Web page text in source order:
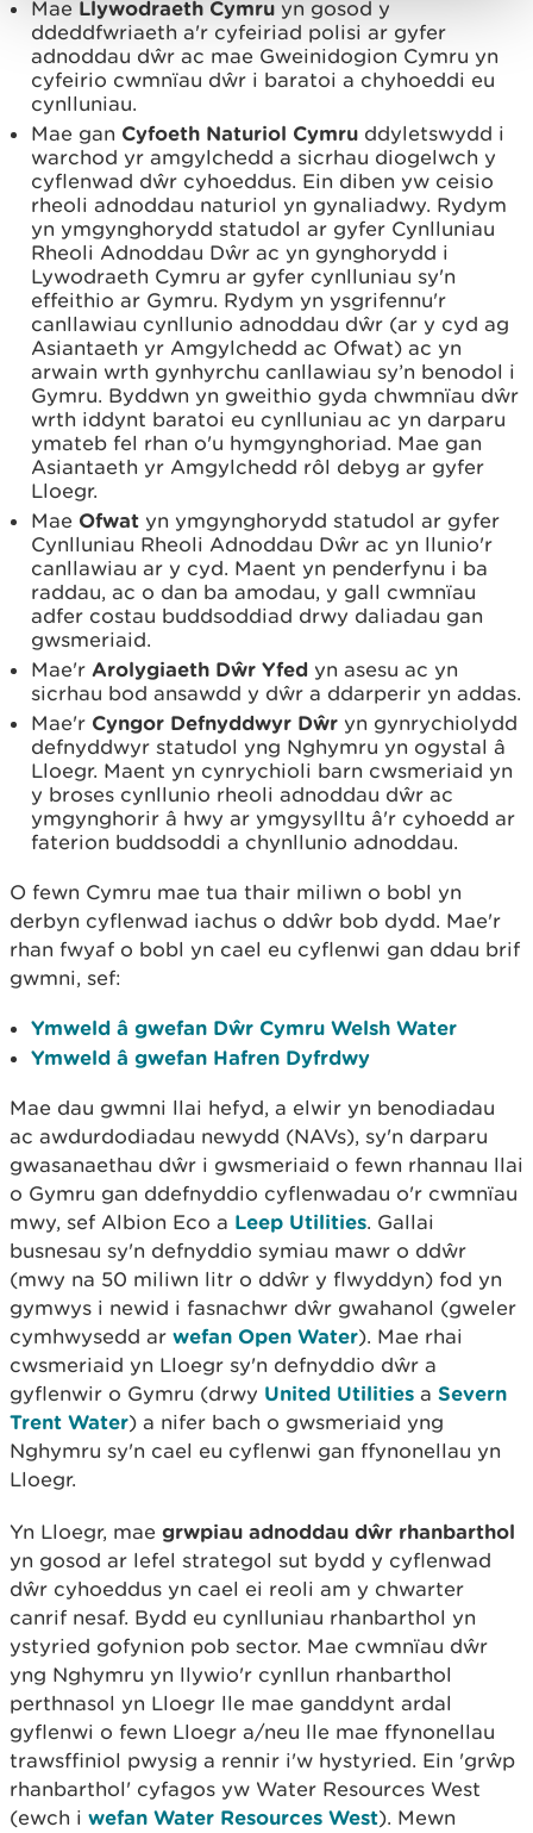
Mae Llywodraeth Cymru yn gosod y
ddeddfwriaeth a'r cyfeiriad polisi ar gyfer
adnoddau dŵr ac mae Gweinidogion Cymru yn
cyfeirio cwmnïau dŵr i baratoi a chyhoeddi eu
cynlluniau.
Mae gan Cyfoeth Naturiol Cymru ddyletswydd i
warchod yr amgylchedd a sicrhau diogelwch y
cyflenwad dŵr cyhoeddus. Ein diben yw ceisio
rheoli adnoddau naturiol yn gynaliadwy. Rydym
yn ymgynghorydd statudol ar gyfer Cynlluniau
Rheoli Adnoddau Dŵr ac yn gynghorydd i
Lywodraeth Cymru ar gyfer cynlluniau sy'n
effeithio ar Gymru. Rydym yn ysgrifennu'r
canllawiau cynllunio adnoddau dŵr (ar y cyd ag
Asiantaeth yr Amgylchedd ac Ofwat) ac yn
arwain wrth gynhyrchu canllawiau sy’n benodol i
Gymru. Byddwn yn gweithio gyda chwmnïau dŵr
wrth iddynt baratoi eu cynlluniau ac yn darparu
ymateb fel rhan o'u hymgynghoriad. Mae gan
Asiantaeth yr Amgylchedd rôl debyg ar gyfer
Lloegr.
Mae Ofwat yn ymgynghorydd statudol ar gyfer
Cynlluniau Rheoli Adnoddau Dŵr ac yn llunio'r
canllawiau ar y cyd. Maent yn penderfynu i ba
raddau, ac o dan ba amodau, y gall cwmnïau
adfer costau buddsoddiad drwy daliadau gan
gwsmeriaid.
Mae'r Arolygiaeth Dŵr Yfed yn asesu ac yn
sicrhau bod ansawdd y dŵr a ddarperir yn addas.
Mae'r Cyngor Defnyddwyr Dŵr yn gynrychiolydd
defnyddwyr statudol yng Nghymru yn ogystal â
Lloegr. Maent yn cynrychioli barn cwsmeriaid yn
y broses cynllunio rheoli adnoddau dŵr ac
ymgynghorir â hwy ar ymgysylltu â'r cyhoedd ar
faterion buddsoddi a chynllunio adnoddau.
O fewn Cymru mae tua thair miliwn o bobl yn
derbyn cyflenwad iachus o ddŵr bob dydd. Mae'r
rhan fwyaf o bobl yn cael eu cyflenwi gan ddau brif
gwmni, sef:
Ymweld â gwefan Dŵr Cymru Welsh Water
Ymweld â gwefan Hafren Dyfrdwy
Mae dau gwmni llai hefyd, a elwir yn benodiadau
ac awdurdodiadau newydd (NAVs), sy'n darparu
gwasanaethau dŵr i gwsmeriaid o fewn rhannau llai
o Gymru gan ddefnyddio cyflenwadau o'r cwmnïau
mwy, sef Albion Eco a Leep Utilities. Gallai
busnesau sy'n defnyddio symiau mawr o ddŵr
(mwy na 50 miliwn litr o ddŵr y flwyddyn) fod yn
gymwys i newid i fasnachwr dŵr gwahanol (gweler
cymhwysedd ar wefan Open Water). Mae rhai
cwsmeriaid yn Lloegr sy'n defnyddio dŵr a
gyflenwir o Gymru (drwy United Utilities a Severn
Trent Water) a nifer bach o gwsmeriaid yng
Nghymru sy'n cael eu cyflenwi gan ffynonellau yn
Lloegr.
Yn Lloegr, mae grwpiau adnoddau dŵr rhanbarthol
yn gosod ar lefel strategol sut bydd y cyflenwad
dŵr cyhoeddus yn cael ei reoli am y chwarter
canrif nesaf. Bydd eu cynlluniau rhanbarthol yn
ystyried gofynion pob sector. Mae cwmnïau dŵr
yng Nghymru yn llywio'r cynllun rhanbarthol
perthnasol yn Lloegr lle mae ganddynt ardal
gyflenwi o fewn Lloegr a/neu lle mae ffynonellau
trawsffiniol pwysig a rennir i'w hystyried. Ein 'grŵp
rhanbarthol' cyfagos yw Water Resources West
(ewch i wefan Water Resources West). Mewn